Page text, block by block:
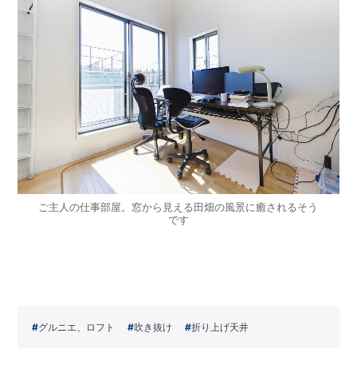
ご主人の仕事部屋。窓から見える田畑の風景に癒されるそう
です
グルニエ、ロフト 吹き抜け 折り上げ天井